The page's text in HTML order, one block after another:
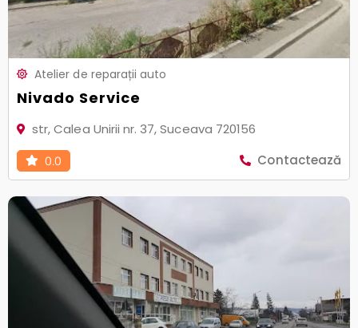
Atelier de reparații auto
Nivado Service
str, Calea Unirii nr. 37, Suceava 720156
0.0 Contactează